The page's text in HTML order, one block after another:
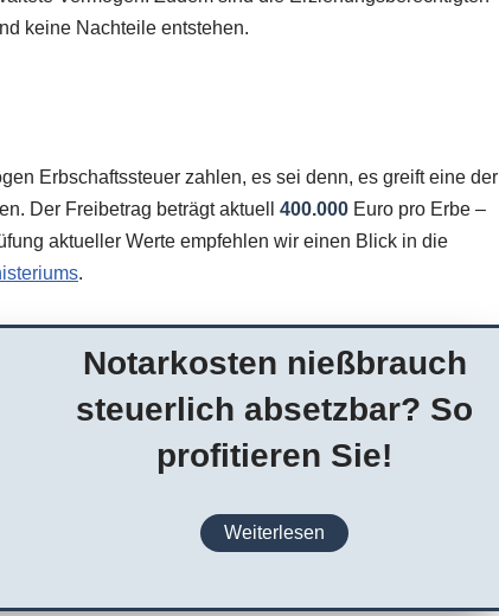
keine Nachteile entstehen.
Erbschaftssteuer zahlen, es sei denn, es greift eine der
Der Freibetrag beträgt aktuell 400.000 Euro pro Erbe –
aktueller Werte empfehlen wir einen Blick in die
.
Notarkosten nießbrauch
steuerlich absetzbar? So
profitieren Sie!
Weiterlesen